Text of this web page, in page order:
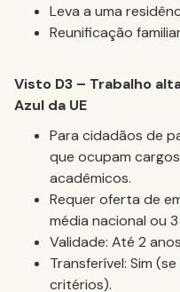
Leva a uma
Reunificação
Visto D3 – Trabalho
Azul da UE
Para cidadãos de
que ocupam
acadêmicos.
Requer oferta de
média nacional ou
Validade: Até 2
Transferível: Sim
critérios).